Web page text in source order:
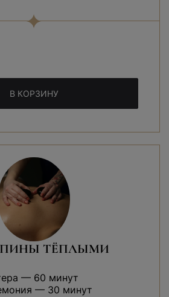
В КОРЗИНУ
ТЁПЛЫМИ
— 60 минут
— 30 минут